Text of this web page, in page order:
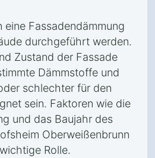
eine Fassadendämmung
durchgeführt werden.
Zustand der Fassade
Dämmstoffe und
schlechter für den
sein. Faktoren wie die
und das Baujahr des
Oberweißenbrunn
Rolle.